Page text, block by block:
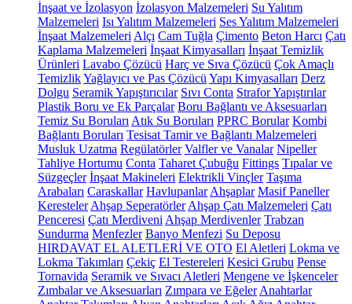
İnşaat ve İzolasyon İzolasyon Malzemeleri Su Yalıtım
Malzemeleri Isı Yalıtım Malzemeleri Ses Yalıtım Malzemeleri
İnşaat Malzemeleri Alçı Cam Tuğla Çimento Beton Harcı Çatı
Kaplama Malzemeleri İnşaat Kimyasalları İnşaat Temizlik
Ürünleri Lavabo Çözücü Harç ve Sıva Çözücü Çok Amaçlı
TemizlikYağlayıcı ve Pas Çözücü Yapı Kimyasalları Derz
Dolgu Seramik Yapıştırıcılar Sıvı Conta Strafor Yapıştırılar
Plastik Boru ve Ek Parçalar Boru Bağlantı ve Aksesuarları
Temiz Su Boruları Atık Su Boruları PPRC Borular Kombi
Bağlantı Boruları Tesisat Tamir ve Bağlantı Malzemeleri
Musluk Uzatma Regülatörler Valfler ve Vanalar Nipeller
Tahliye Hortumu Conta Taharet Çubuğu Fittings Tıpalar ve
Süzgeçler İnşaat Makineleri Elektrikli Vinçler Taşıma
Arabaları Caraskallar Havlupanlar Ahşaplar Masif Paneller
Keresteler Ahşap Seperatörler Ahşap Çatı Malzemeleri Çatı
Penceresi Çatı Merdiveni Ahşap Merdivenler Trabzan
Sundurma Menfezler Banyo Menfezi Su Deposu
HIRDAVAT EL ALETLERİ VE OTO El Aletleri Lokma ve
Lokma Takımları Çekiç El Testereleri Kesici Grubu Pense
Tornavida Seramik ve Sıvacı Aletleri Mengene ve İşkenceler
Zımbalar ve Aksesuarları Zımpara ve Eğeler Anahtarlar